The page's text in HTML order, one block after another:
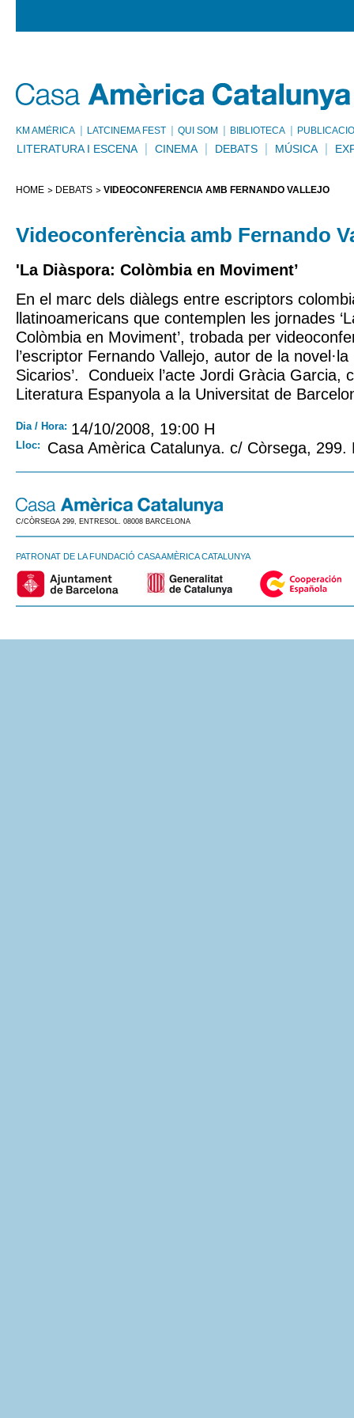
KM AMÈRICA LATCINEMA FEST QUI SOM BIBLIOTECA
LITERATURA I ESCENA CINEMA DEBATS MÚSICA
HOME DEBATS VIDEOCONFERÈNCIA AMB FERNANDO VALLEJO
Videoconferència amb Fernando
'La Diàspora: Colòmbia en Moviment’
En el marc dels diàlegs entre escriptors
llatinoamericans que contemplen les jornades
Colòmbia en Moviment’, trobada per
l’escriptor Fernando Vallejo, autor de la
Sicarios’. Condueix l’acte Jordi Gràcia Garcia,
Literatura Espanyola a la Universitat de
Dia / Hora: 14/10/2008, 19:00 H
Lloc: Casa Amèrica Catalunya. c/ Còrsega, 299.
C/CÒRSEGA 299, ENTRESOL. 08008 BARCELONA
PATRONAT DE LA FUNDACIÓ CASA AMÈRICA CATALUNYA